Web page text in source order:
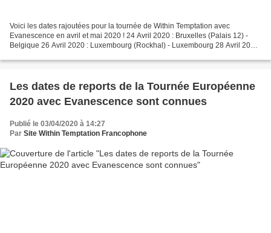
Voici les dates rajoutées pour la tournée de Within Temptation avec
Evanescence en avril et mai 2020 ! 24 Avril 2020 : Bruxelles (Palais 12) -
Belgique 26 Avril 2020 : Luxembourg (Rockhal) - Luxembourg 28 Avril 2020
Les dates de reports de la Tournée Européenne
2020 avec Evanescence sont connues
Publié le 03/04/2020 à 14:27
Par Site Within Temptation Francophone